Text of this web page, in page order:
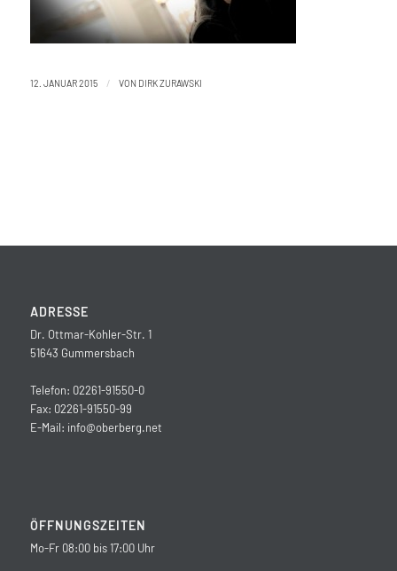
12. JANUAR 2015 / VON DIRK ZURAWSKI
ADRESSE
Dr. Ottmar-Kohler-Str. 1
51643 Gummersbach
Telefon: 02261-91550-0
Fax: 02261-91550-99
E-Mail: info@oberberg.net
ÖFFNUNGSZEITEN
Mo-Fr 08:00 bis 17:00 Uhr